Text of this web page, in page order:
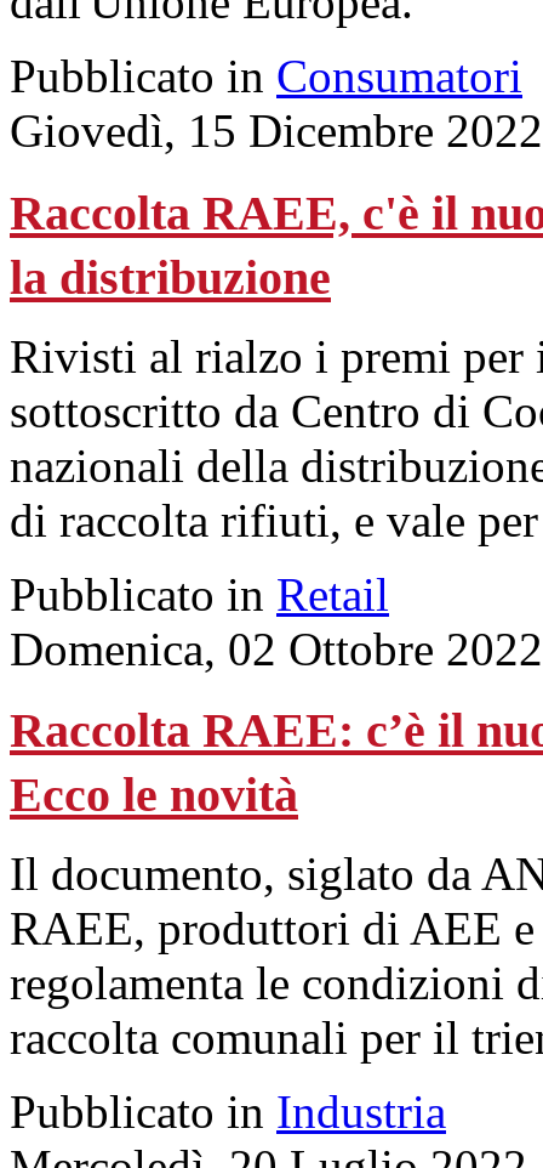
Pubblicato in Consumatori
Giovedì, 15 Dicembre
Raccolta RAEE, c'è il
la distribuzione
Rivisti al rialzo i premi per
sottoscritto da Centro di
nazionali della
di raccolta rifiuti, e vale
Pubblicato in Retail
Domenica, 02 Ottobre
Raccolta RAEE: c’è il
Ecco le novità
Il documento, siglato da
RAEE, produttori di AEE
regolamenta le condizioni
raccolta comunali per il
Pubblicato in Industria